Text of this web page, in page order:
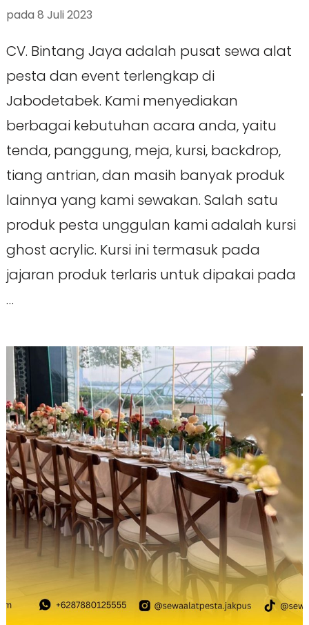
pada 8 Juli 2023
CV. Bintang Jaya adalah pusat sewa alat
pesta dan event terlengkap di
Jabodetabek. Kami menyediakan
berbagai kebutuhan acara anda, yaitu
tenda, panggung, meja, kursi, backdrop,
tiang antrian, dan masih banyak produk
lainnya yang kami sewakan. Salah satu
produk pesta unggulan kami adalah kursi
ghost acrylic. Kursi ini termasuk pada
jajaran produk terlaris untuk dipakai pada
…